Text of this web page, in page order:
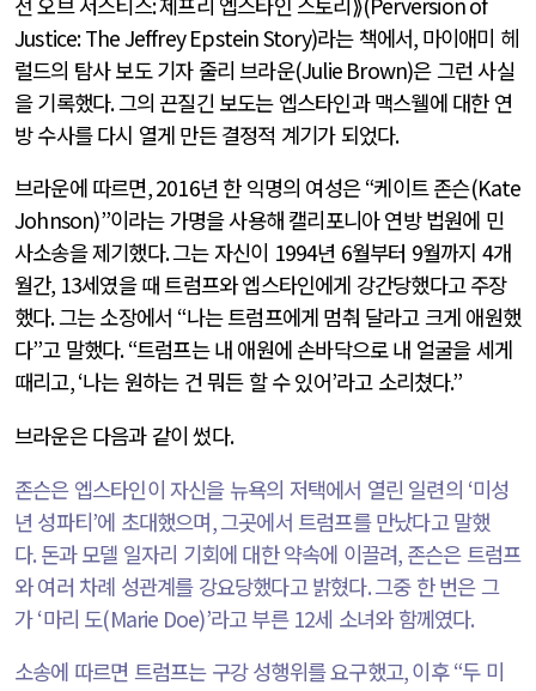
Justice: The Jeffrey Epstein Story)라는 책에서, 마이애미 헤
럴드의 탐사 보도 기자 줄리 브라운(Julie Brown)은 그런 사실
을 기록했다.그의 끈질긴 보도는 엡스타인과 맥스웰에 대한 연
방 수사를 다시 열게 만든 결정적 계기가 되었다.
브라운에 따르면, 2016년 한 익명의 여성은“케이트 존슨(Kate
Johnson)”이라는 가명을 사용해 캘리포니아 연방 법원에 민
사소송을 제기했다.그는 자신이 1994년 6월부터 9월까지 4개
월간, 13세였을 때 트럼프와 엡스타인에게 강간당했다고 주장
했다.그는 소장에서 “나는 트럼프에게 멈춰 달라고 크게 애원했
다”고 말했다. “트럼프는 내 애원에 손바닥으로 내 얼굴을 세게
때리고, ‘나는 원하는 건 뭐든 할 수 있어’라고 소리쳤다.”
브라운은 다음과 같이 썼다.
존슨은 엡스타인이 자신을 뉴욕의 저택에서 열린 일련의 ‘미성
년 성파티’에 초대했으며,그곳에서 트럼프를 만났다고 말했
다. 돈과 모델 일자리 기회에 대한 약속에 이끌려, 존슨은 트럼프
와 여러 차례 성관계를 강요당했다고 밝혔다.그중 한 번은 그
가‘마리 도(Marie Doe)’라고 부른 12세 소녀와 함께였다.
소송에 따르면 트럼프는 구강 성행위를 요구했고,이후“두 미